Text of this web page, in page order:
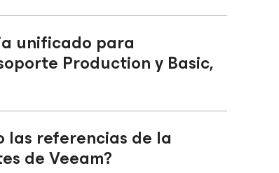
unificado para
Production y Basic,
las referencias de la
de Veeam?